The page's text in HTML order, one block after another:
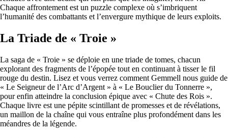
Chaque affrontement est un puzzle complexe où s’imbriquent
l’humanité des combattants et l’envergure mythique de leurs exploits.
La Triade de « Troie »
La saga de « Troie » se déploie en une triade de tomes, chacun
explorant des fragments de l’épopée tout en continuant à tisser le fil
rouge du destin. Lisez et vous verrez comment Gemmell nous guide de
« Le Seigneur de l’Arc d’Argent » à « Le Bouclier du Tonnerre »,
pour enfin atteindre la conclusion épique avec « Chute des Rois ».
Chaque livre est une pépite scintillant de promesses et de révélations,
un maillon de la chaîne qui vous entraîne plus profondément dans les
méandres de la légende.